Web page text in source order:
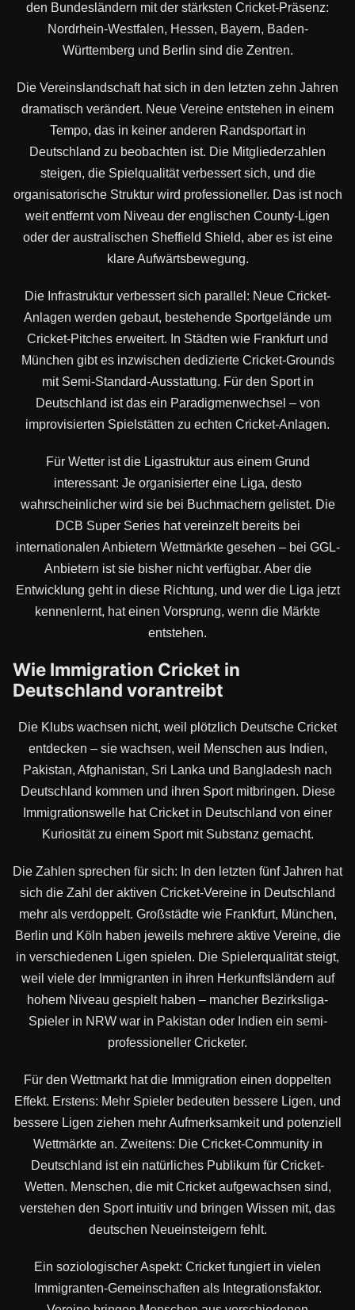
den Bundesländern mit der stärksten Cricket-Präsenz:
Nordrhein-Westfalen, Hessen, Bayern, Baden-
Württemberg und Berlin sind die Zentren.
Die Vereinslandschaft hat sich in den letzten zehn Jahren
dramatisch verändert. Neue Vereine entstehen in einem
Tempo, das in keiner anderen Randsportart in
Deutschland zu beobachten ist. Die Mitgliederzahlen
steigen, die Spielqualität verbessert sich, und die
organisatorische Struktur wird professioneller. Das ist noch
weit entfernt vom Niveau der englischen County-Ligen
oder der australischen Sheffield Shield, aber es ist eine
klare Aufwärtsbewegung.
Die Infrastruktur verbessert sich parallel: Neue Cricket-
Anlagen werden gebaut, bestehende Sportgelände um
Cricket-Pitches erweitert. In Städten wie Frankfurt und
München gibt es inzwischen dedizierte Cricket-Grounds
mit Semi-Standard-Ausstattung. Für den Sport in
Deutschland ist das ein Paradigmenwechsel – von
improvisierten Spielstätten zu echten Cricket-Anlagen.
Für Wetter ist die Ligastruktur aus einem Grund
interessant: Je organisierter eine Liga, desto
wahrscheinlicher wird sie bei Buchmachern gelistet. Die
DCB Super Series hat vereinzelt bereits bei
internationalen Anbietern Wettmärkte gesehen – bei GGL-
Anbietern ist sie bisher nicht verfügbar. Aber die
Entwicklung geht in diese Richtung, und wer die Liga jetzt
kennenlernt, hat einen Vorsprung, wenn die Märkte
entstehen.
Wie Immigration Cricket in
Deutschland vorantreibt
Die Klubs wachsen nicht, weil plötzlich Deutsche Cricket
entdecken – sie wachsen, weil Menschen aus Indien,
Pakistan, Afghanistan, Sri Lanka und Bangladesh nach
Deutschland kommen und ihren Sport mitbringen. Diese
Immigrationswelle hat Cricket in Deutschland von einer
Kuriosität zu einem Sport mit Substanz gemacht.
Die Zahlen sprechen für sich: In den letzten fünf Jahren hat
sich die Zahl der aktiven Cricket-Vereine in Deutschland
mehr als verdoppelt. Großstädte wie Frankfurt, München,
Berlin und Köln haben jeweils mehrere aktive Vereine, die
in verschiedenen Ligen spielen. Die Spielerqualität steigt,
weil viele der Immigranten in ihren Herkunftsländern auf
hohem Niveau gespielt haben – mancher Bezirksliga-
Spieler in NRW war in Pakistan oder Indien ein semi-
professioneller Cricketer.
Für den Wettmarkt hat die Immigration einen doppelten
Effekt. Erstens: Mehr Spieler bedeuten bessere Ligen, und
bessere Ligen ziehen mehr Aufmerksamkeit und potenziell
Wettmärkte an. Zweitens: Die Cricket-Community in
Deutschland ist ein natürliches Publikum für Cricket-
Wetten. Menschen, die mit Cricket aufgewachsen sind,
verstehen den Sport intuitiv und bringen Wissen mit, das
deutschen Neueinsteigern fehlt.
Ein soziologischer Aspekt: Cricket fungiert in vielen
Immigranten-Gemeinschaften als Integrationsfaktor.